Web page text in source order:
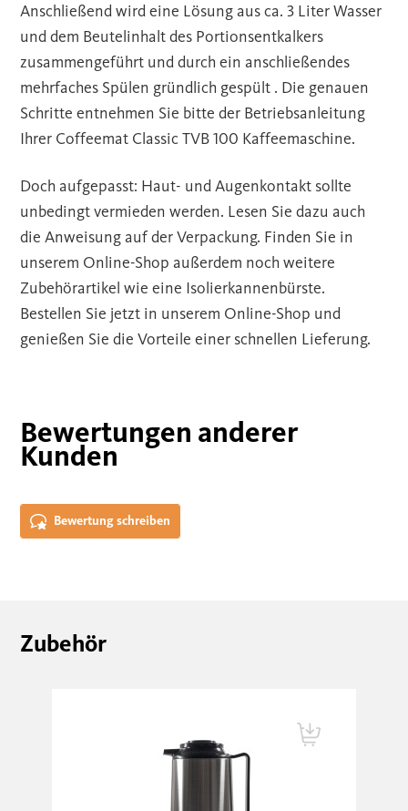
Anschließend wird eine Lösung aus ca. 3 Liter Wasser
und dem Beutelinhalt des Portionsentkalkers
zusammengeführt und durch ein anschließendes
mehrfaches Spülen gründlich gespült . Die genauen
Schritte entnehmen Sie bitte der Betriebsanleitung
Ihrer Coffeemat Classic TVB 100 Kaffeemaschine.
Doch aufgepasst: Haut- und Augenkontakt sollte
unbedingt vermieden werden. Lesen Sie dazu auch
die Anweisung auf der Verpackung. Finden Sie in
unserem Online-Shop außerdem noch weitere
Zubehörartikel wie eine Isolierkannenbürste.
Bestellen Sie jetzt in unserem Online-Shop und
genießen Sie die Vorteile einer schnellen Lieferung.
Bewertungen anderer
Kunden
Bewertung schreiben
Zubehör